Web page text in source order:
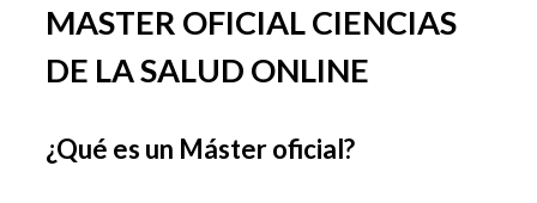
MASTER OFICIAL CIENCIAS
DE LA SALUD ONLINE
¿Qué es un Máster oficial?